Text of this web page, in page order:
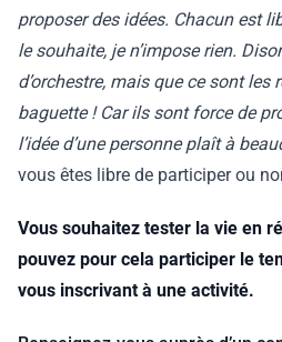
proposer des idées. Chacun est
le souhaite, je n’impose rien.
d’orchestre, mais que ce sont les
baguette ! Car ils sont force de
l’idée d’une personne plaît à
vous êtes libre de participer ou
Vous souhaitez tester la vie en
pouvez pour cela participer le
vous inscrivant à une activité.